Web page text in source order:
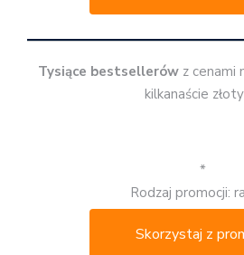
Tysiące bestsellerów z cenami
kilkanaście
*
Rodzaj promocji:
Skorzystaj z